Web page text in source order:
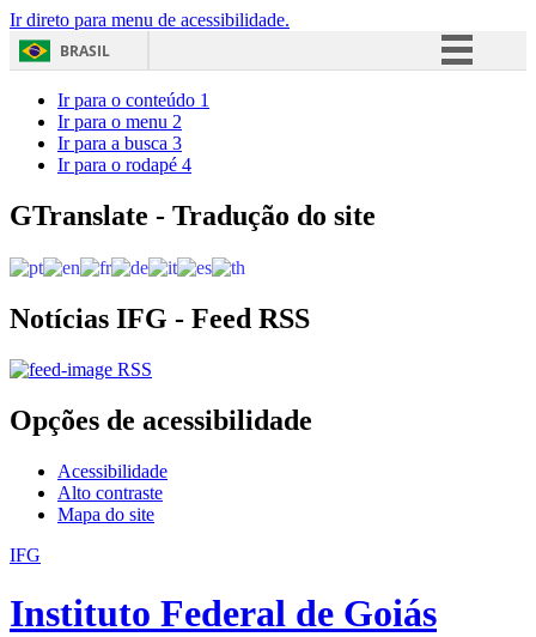
Ir direto para menu de acessibilidade.
BRASIL
Acesso à informação
Ir para o conteúdo 1
Ir para o menu 2
Ir para a busca 3
Ir para o rodapé 4
GTranslate - Tradução do site
Notícias IFG - Feed RSS
RSS
Opções de acessibilidade
Acessibilidade
Alto contraste
Mapa do site
IFG
Instituto Federal de Goiás